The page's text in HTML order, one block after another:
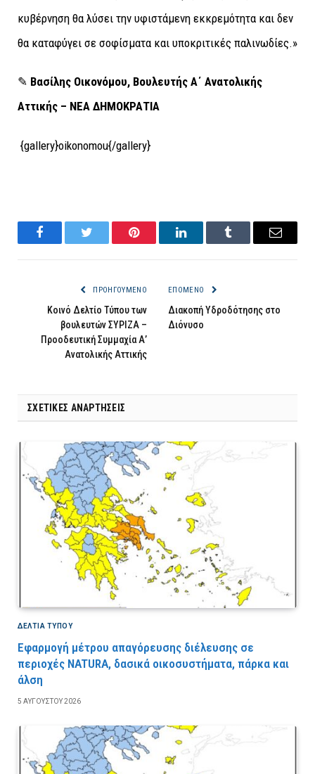
κυβέρνηση θα λύσει την υφιστάμενη εκκρεμότητα και δεν
θα καταφύγει σε σοφίσματα και υποκριτικές παλινωδίες.»
✎ Βασίλης Οικονόμου, Βουλευτής Α΄ Ανατολικής
Αττικής – ΝΕΑ ΔΗΜΟΚΡΑΤΙΑ
{gallery}oikonomou{/gallery}
FacebookTwitter Pinterest LinkedInTumblr Email
ΠΡΟΗΓΟΎΜΕΝΟ
Κοινό Δελτίο Τύπου των
βουλευτών ΣΥΡΙΖΑ –
Προοδευτική Συμμαχία Α’
Ανατολικής Αττικής
ΕΠΌΜΕΝΟ
Διακοπή Υδροδότησης στo
Διόνυσο
ΣΧΕΤΙΚΈΣ ΑΝΑΡΤΉΣΕΙΣ
ΔΕΛΤΙΑ ΤΥΠΟΥ
Εφαρμογή μέτρου απαγόρευσης διέλευσης σε
περιοχές NATURA, δασικά οικοσυστήματα, πάρκα και
άλση
5 ΑΥΓΟΎΣΤΟΥ 2026